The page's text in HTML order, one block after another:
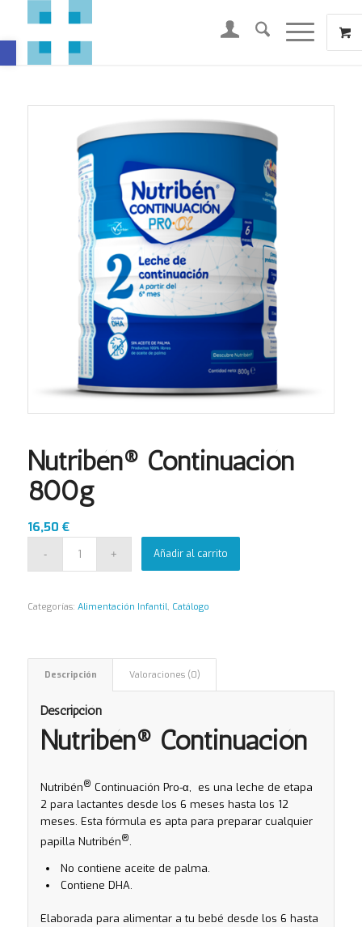
Abrir barra de herramientas
Nutribén® Continuación
800g
16,50 €
Añadir al carrito
Categorías: Alimentación Infantil, Catálogo
Descripción Valoraciones (0)
Descripción
Nutribén® Continuación
Nutribén® Continuación Pro-α, es una leche de etapa
2 para lactantes desde los 6 meses hasta los 12
meses. Esta fórmula es apta para preparar cualquier
papilla Nutribén®.
No contiene aceite de palma.
Contiene DHA.
Elaborada para alimentar a tu bebé desde los 6 hasta